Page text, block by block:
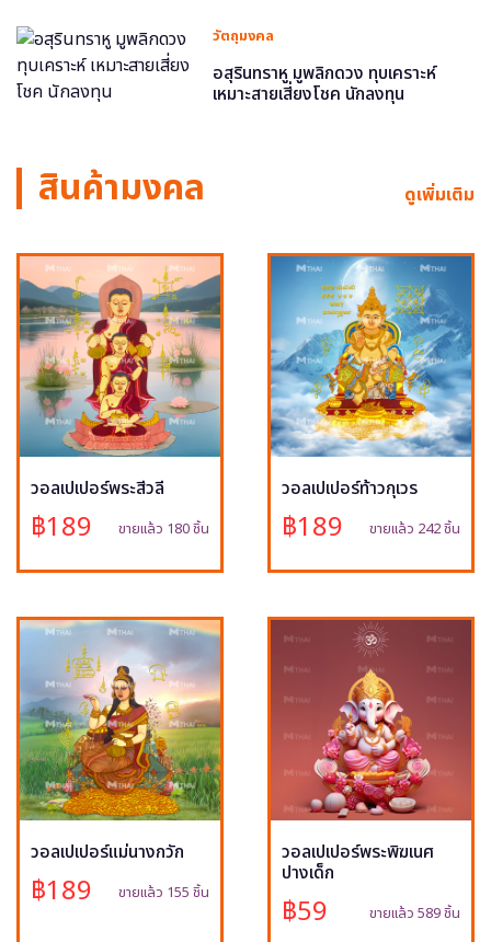
วัตถุมงคล
อสุรินทราหู มูพลิกดวง ทุบเคราะห์
เหมาะสายเสี่ยงโชค นักลงทุน
สินค้ามงคล ดูเพิ่มเติม
วอลเปเปอร์พระสีวลี
฿189 ขายแล้ว 180 ชิ้น
วอลเปเปอร์ท้าวกุเวร
฿189 ขายแล้ว 242 ชิ้น
วอลเปเปอร์แม่นางกวัก
฿189 ขายแล้ว 155 ชิ้น
วอลเปเปอร์พระพิฆเนศ
ปางเด็ก
฿59 ขายแล้ว 589 ชิ้น